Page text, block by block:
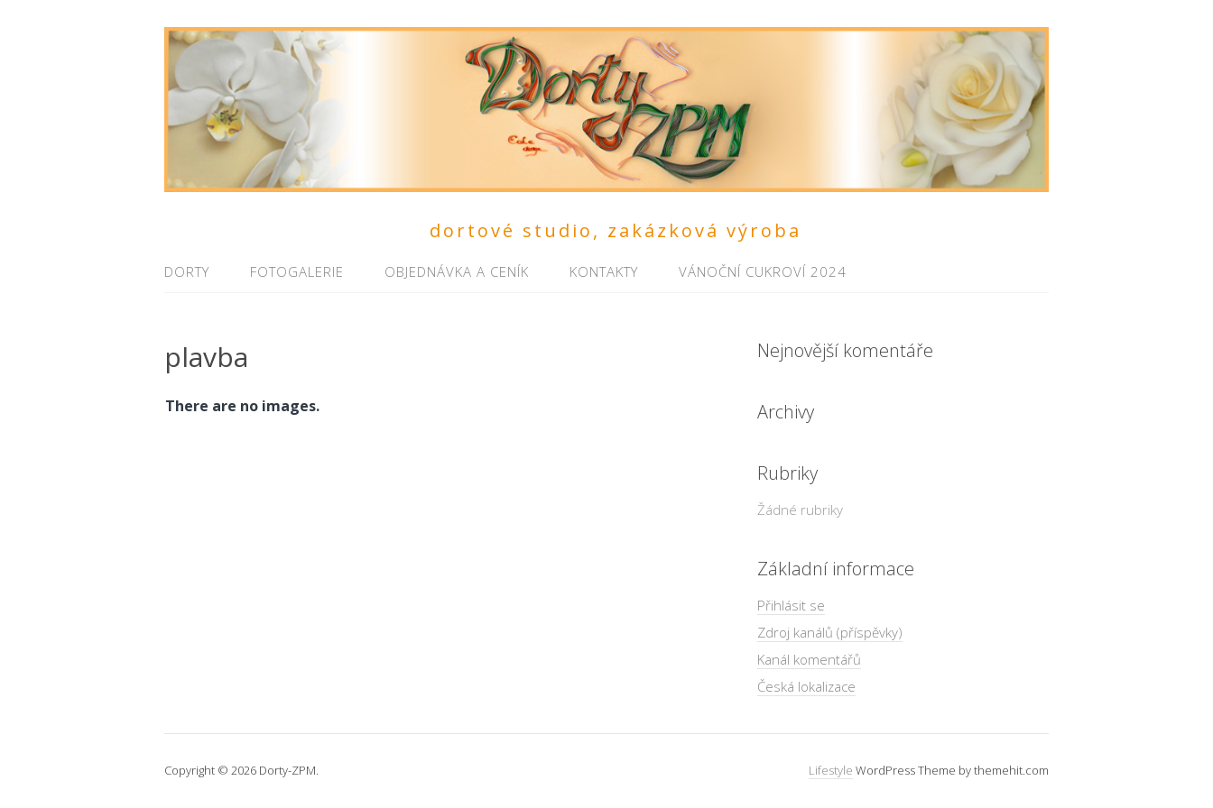
dortové studio, zakázková výroba
DORTY FOTOGALERIE OBJEDNÁVKA A CENÍK KONTAKTY VÁNOČNÍ CUKROVÍ 2024
plavba
There are no images.
Nejnovější komentáře
Archivy
Rubriky
Žádné rubriky
Základní informace
Přihlásit se
Zdroj kanálů (příspěvky)
Kanál komentářů
Česká lokalizace
Copyright © 2026 Dorty-ZPM. Lifestyle WordPress Theme by themehit.com